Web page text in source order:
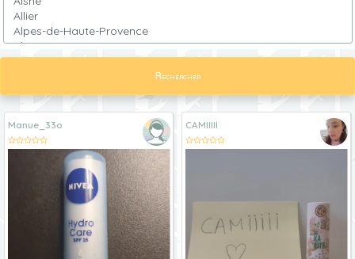
Rechercher
Manue_33o CAMIIIII